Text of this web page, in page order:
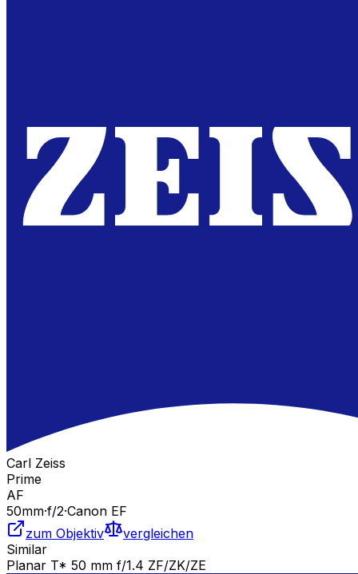
Carl Zeiss
Prime
AF
50mm·f/2·Canon EF
zum Objektiv
vergleichen
Similar
Planar T* 50 mm f/1.4 ZF/ZK/ZE